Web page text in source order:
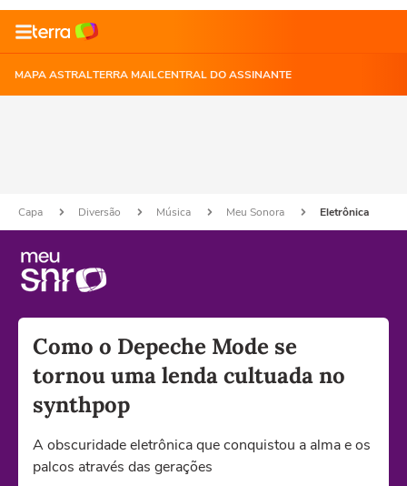
MAPA ASTRALTERRA MAILCENTRAL DO ASSINANTE
Capa Diversão Música Meu Sonora Eletrônica
Como o Depeche Mode se
tornou uma lenda cultuada no
synthpop
A obscuridade eletrônica que conquistou a alma e os
palcos através das gerações